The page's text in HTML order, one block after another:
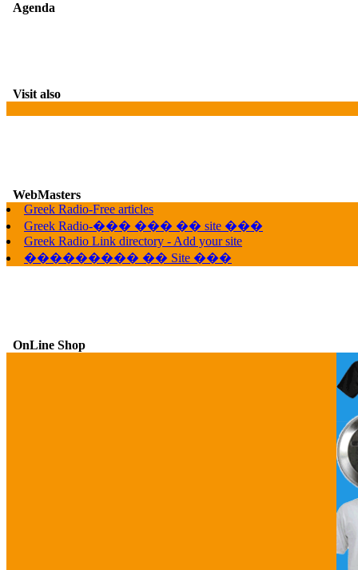
Agenda
Visit also
WebMasters
Greek Radio-Free articles
Greek Radio-��� ��� �� site ���
Greek Radio Link directory - Add your site
��������� �� Site ���
OnLine Shop